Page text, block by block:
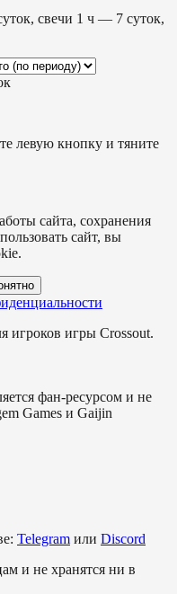
свечи 1 ч — 7 суток,
левую кнопку и тяните
сайта, сохранения
сайт, вы
игроков игры Crossout.
фан-ресурсом и не
Games и Gaijin
Telegram или Discord
и не хранятся ни в